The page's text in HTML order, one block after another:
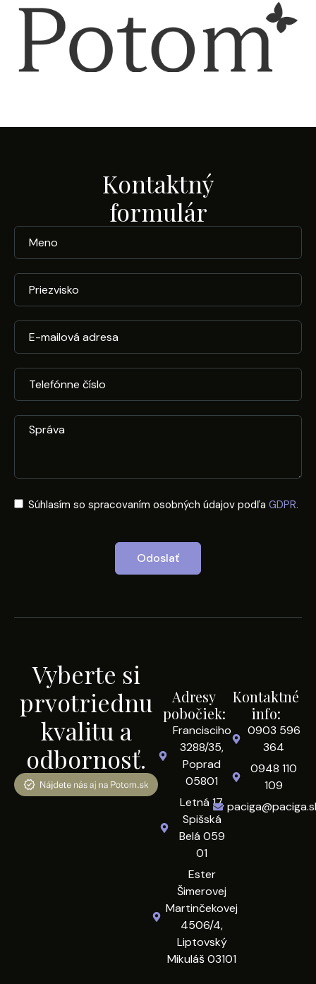
Kontaktný
formulár
Súhlasím so spracovaním osobných údajov podľa GDPR.
Odoslať
Vyberte si
prvotriednu
kvalitu a
odbornosť.
Adresy
pobočiek:
Francisciho
3288/35,
Poprad
05801
Letná 17,
Spišská
Belá 059
01
Ester
Šimerovej
Martinčekovej
4506/4,
Liptovský
Mikuláš 03101
Kontaktné
info:
0903 596
364
0948 110
109